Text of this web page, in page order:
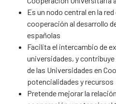
Es un nodo central en la
cooperación al desarrollo
españolas
Facilita el intercambio de
universidades, y
de las Universidades en
potencialidades y recursos
Pretende mejorar la